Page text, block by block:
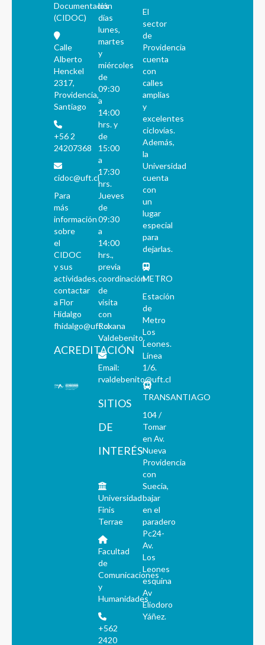
Documentación
(CIDOC)
Calle
Alberto
Henckel
2317,
Providencia,
Santiago
+56 2
24207368
cidoc@uft.cl
Para
más
información
sobre
el
CIDOC
y sus
actividades,
contactar
a Flor
Hidalgo
fhidalgo@uft.cl
ACREDITACIÓN
los
días
lunes,
martes
y
miércoles
de
09:30
a
14:00
hrs. y
de
15:00
a
17:30
hrs.
Jueves
de
09:30
a
14:00
hrs.,
previa
coordinación
de
visita
con
Roxana
Valdebenito.
Email:
rvaldebenito@uft.cl
SITIOS
DE
INTERÉS
Universidad
Finis
Terrae
Facultad
de
Comunicaciones
y
Humanidades
+562
2420
El
sector
de
Providencia
cuenta
con
calles
amplias
y
excelentes
ciclovías.
Además,
la
Universidad
cuenta
con
un
lugar
especial
para
dejarlas.
METRO
Estación
de
Metro
Los
Leones.
Línea
1/6.
TRANSANTIAGO
104 /
Tomar
en Av.
Nueva
Providencia
con
Suecia,
bajar
en el
paradero
Pc24-
Av.
Los
Leones
esquina
Av
Eliodoro
Yáñez.